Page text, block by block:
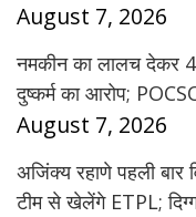
August 7, 2026
नमकीन का लालच देकर 4
दुष्कर्म का आरोप;
August 7, 2026
अजिंक्य रहाणे पहली बार
टीम से खेलेंगे ETPL;